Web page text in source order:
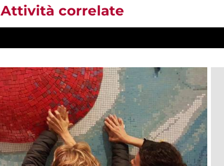
Attività correlate